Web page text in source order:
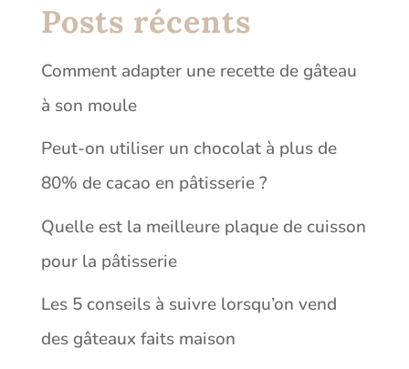
Posts récents
Comment adapter une recette de gâteau
à son moule
Peut-on utiliser un chocolat à plus de
80% de cacao en pâtisserie ?
Quelle est la meilleure plaque de cuisson
pour la pâtisserie
Les 5 conseils à suivre lorsqu’on vend
des gâteaux faits maison